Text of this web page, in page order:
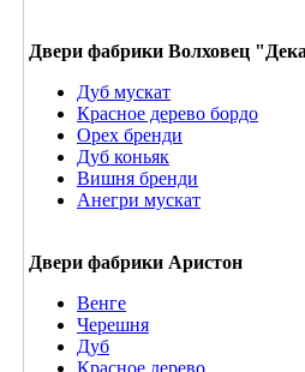
Двери фабрики Волховец
Дуб мускат
Красное дерево бордо
Орех бренди
Дуб коньяк
Вишня бренди
Анегри мускат
Двери фабрики Аристон
Венге
Черешня
Дуб
Красное дерево